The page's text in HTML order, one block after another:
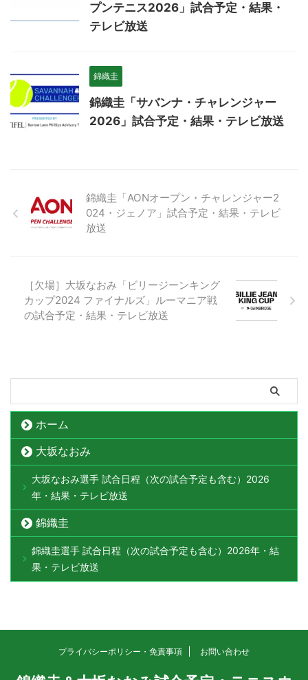
プンテニス2026」試合予定・結果・
テレビ放送
錦織圭
錦織圭「サバンナ・チャレンジャー
2026」試合予定・結果・テレビ放送
錦織圭「AONオープン・チャレンジャー2
024・ジェノア」試合予定・結果・テレビ
放送
［欠場］大坂なおみ「ビリージーンキング
カップ2024 ファイナルズ」ルーマニア戦
の試合予定・結果・テレビ放送
ホーム
大坂なおみ
大坂なおみ選手 試合日程（次の試合予定も含む）2026
年・結果・テレビ放送
錦織圭
錦織圭選手 試合日程（次の試合予定も含む）2026年・結
果・テレビ放送
プライバシーポリシー・免責事項 お問い合わせ